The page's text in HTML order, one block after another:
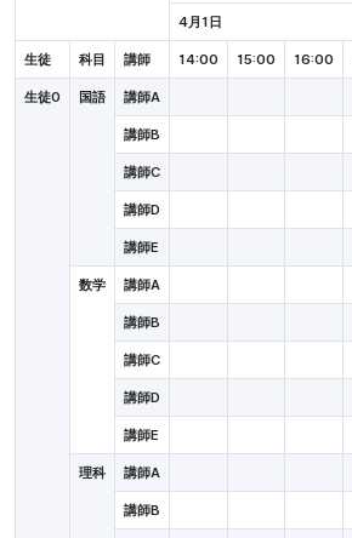
4月1日
生徒 科目 講師 14:00 15:00 16:00
生徒0 国語 講師A
講師B
講師C
講師D
講師E
数学 講師A
講師B
講師C
講師D
講師E
理科 講師A
講師B